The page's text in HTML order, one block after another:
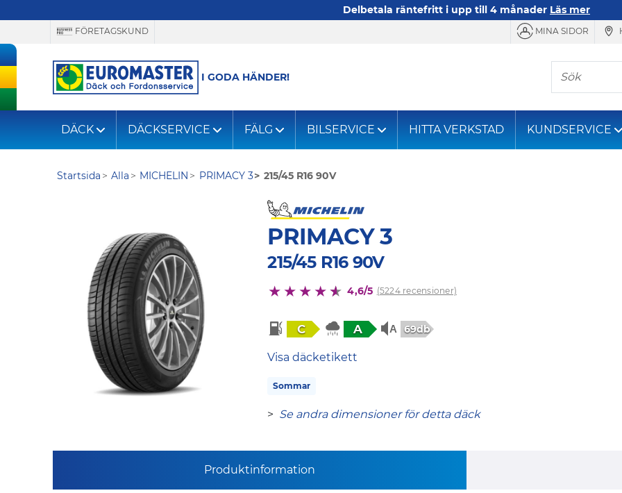
Delbetala räntefritt i upp till 4 månader Läs mer
FÖRETAGSKUND MINA SIDOR
I GODA HÄNDER!
Sök
DÄCK DÄCKSERVICE FÄLG BILSERVICE HITTA VERKSTAD KUNDSERVICE
Startsida Alla MICHELIN PRIMACY 3 215/45 R16 90V
PRIMACY 3
215/45 R16 90V
4,6/5 (5224 recensioner)
C A 69db
Visa däcketikett
Sommar
> Se andra dimensioner för detta däck
Produktinformation